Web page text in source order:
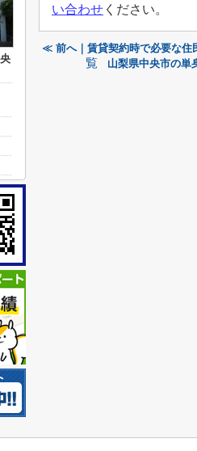
い合わせ ください。
≪ 前へ｜賃貸契約時で必要な住
覧
山梨県中央市の単